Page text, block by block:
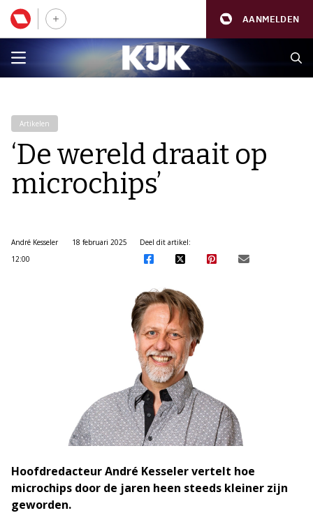
AANMELDEN
Artikelen
‘De wereld draait op
microchips’
André Kesseler
18 februari 2025
12:00
Deel dit artikel:
Hoofdredacteur André Kesseler vertelt hoe
microchips door de jaren heen steeds kleiner zijn
geworden.